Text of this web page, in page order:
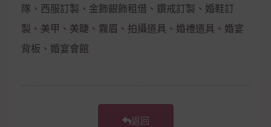
隊、西服訂製、金飾銀飾租借、鑽戒訂製、婚鞋訂
製、美甲、美睫、霧眉、拍攝道具、婚禮道具、婚宴
背板、婚宴會館
返回